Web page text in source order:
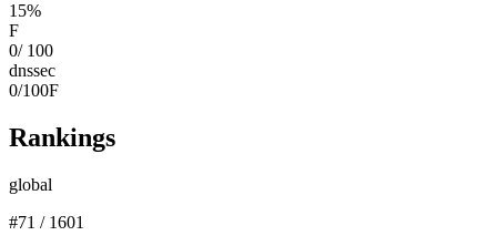
15%
F
0/ 100
dnssec
0/100F
Rankings
global
#71 / 1601